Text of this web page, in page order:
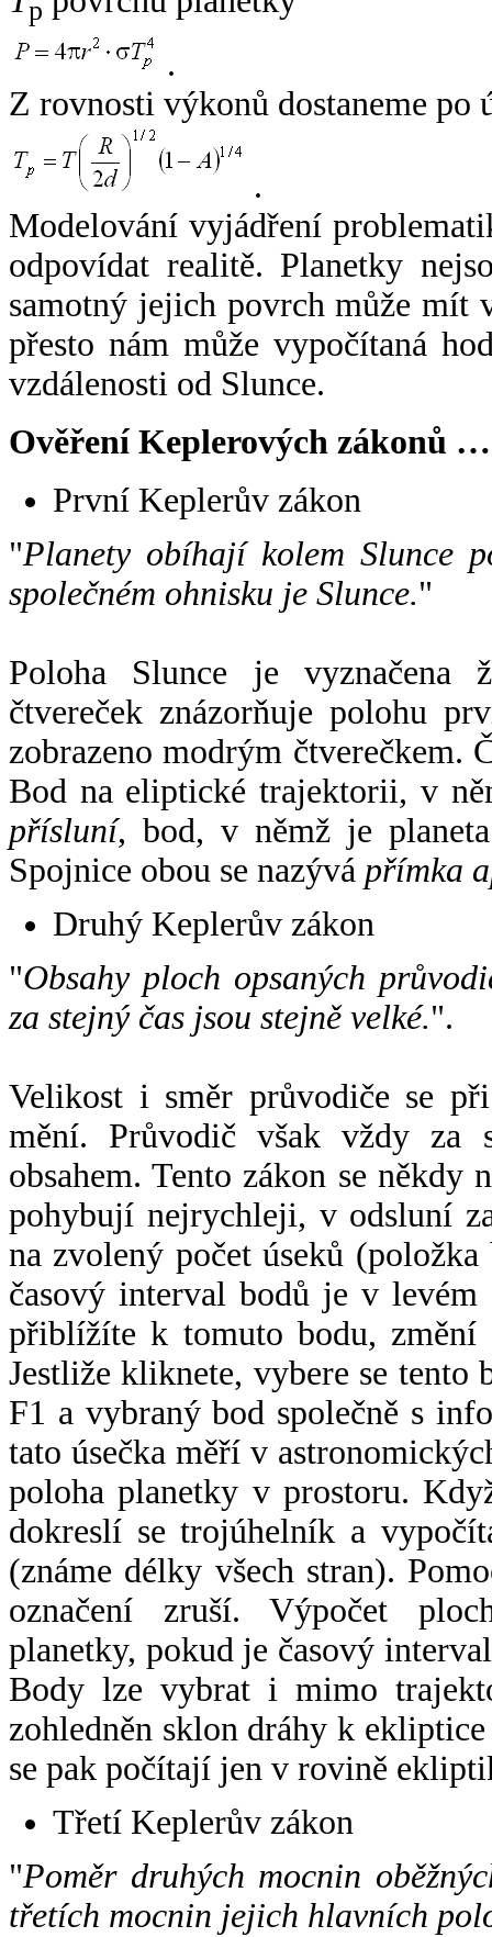
p
.
Z rovnosti výkonů dostaneme po
.
Modelování vyjádření
odpovídat realitě. Planetky
samotný jejich povrch může mít
přesto nám může vypočítaná
vzdálenosti od Slunce.
Ověření Keplerových zákonů …
První Keplerův zákon
"Planety obíhají kolem Slunce
společném ohnisku je Slunce."
Poloha Slunce je vyznačena
čtvereček znázorňuje polohu
zobrazeno modrým čtverečkem.
Bod na eliptické trajektorii, v
přísluní, bod, v němž je
Spojnice obou se nazývá přímka
Druhý Keplerův zákon
"Obsahy ploch opsaných
za stejný čas jsou stejně velké.".
Velikost i směr průvodiče se
mění. Průvodič však vždy za
obsahem. Tento zákon se někdy
pohybují nejrychleji, v odsluní
na zvolený počet úseků
časový interval bodů je v
přiblížíte k tomuto bodu,
Jestliže kliknete, vybere se tento
F1 a vybraný bod společně s
tato úsečka měří v
poloha planetky v prostoru.
dokreslí se trojúhelník a
(známe délky všech stran).
označení zruší. Výpočet
planetky, pokud je časový
Body lze vybrat i mimo
zohledněn sklon dráhy k
se pak počítají jen v rovině
Třetí Keplerův zákon
"Poměr druhých mocnin
třetích mocnin jejich hlavních